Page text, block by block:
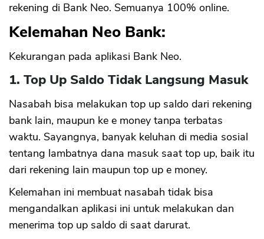
rekening di Bank Neo. Semuanya 100% online.
Kelemahan Neo Bank:
Kekurangan pada aplikasi Bank Neo.
1. Top Up Saldo Tidak Langsung Masuk
Nasabah bisa melakukan top up saldo dari rekening
bank lain, maupun ke e money tanpa terbatas
waktu. Sayangnya, banyak keluhan di media sosial
tentang lambatnya dana masuk saat top up, baik itu
dari rekening lain maupun top up e money.
Kelemahan ini membuat nasabah tidak bisa
mengandalkan aplikasi ini untuk melakukan dan
menerima top up saldo di saat darurat.